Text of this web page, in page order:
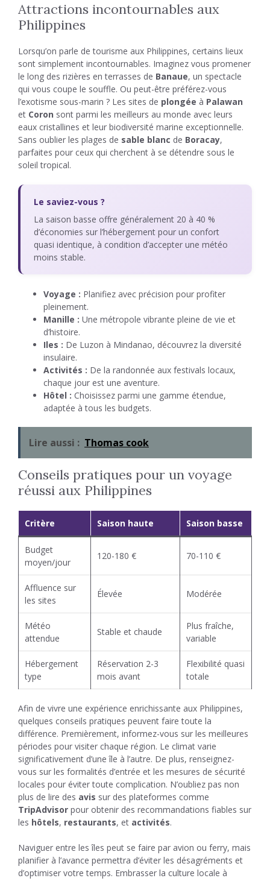
Attractions incontournables aux
Philippines
Lorsqu’on parle de tourisme aux Philippines, certains lieux
sont simplement incontournables. Imaginez vous promener
le long des rizières en terrasses de Banaue, un spectacle
qui vous coupe le souffle. Ou peut-être préférez-vous
l’exotisme sous-marin ? Les sites de plongée à Palawan
et Coron sont parmi les meilleurs au monde avec leurs
eaux cristallines et leur biodiversité marine exceptionnelle.
Sans oublier les plages de sable blanc de Boracay,
parfaites pour ceux qui cherchent à se détendre sous le
soleil tropical.
Le saviez-vous ?
La saison basse offre généralement 20 à 40 %
d’économies sur l’hébergement pour un confort
quasi identique, à condition d’accepter une météo
moins stable.
Voyage : Planifiez avec précision pour profiter
pleinement.
Manille : Une métropole vibrante pleine de vie et
d’histoire.
Iles : De Luzon à Mindanao, découvrez la diversité
insulaire.
Activités : De la randonnée aux festivals locaux,
chaque jour est une aventure.
Hôtel : Choisissez parmi une gamme étendue,
adaptée à tous les budgets.
Lire aussi : Thomas cook
Conseils pratiques pour un voyage
réussi aux Philippines
Critère Saison haute Saison basse
Budget
moyen/jour
120-180 € 70-110 €
Affluence sur
les sites
Élevée Modérée
Météo
attendue
Stable et chaude
Plus fraîche,
variable
Hébergement
type
Réservation 2-3
mois avant
Flexibilité quasi
totale
Afin de vivre une expérience enrichissante aux Philippines,
quelques conseils pratiques peuvent faire toute la
différence. Premièrement, informez-vous sur les meilleures
périodes pour visiter chaque région. Le climat varie
significativement d’une île à l’autre. De plus, renseignez-
vous sur les formalités d’entrée et les mesures de sécurité
locales pour éviter toute complication. N’oubliez pas non
plus de lire des avis sur des plateformes comme
TripAdvisor pour obtenir des recommandations fiables sur
les hôtels, restaurants, et activités.
Naviguer entre les îles peut se faire par avion ou ferry, mais
planifier à l’avance permettra d’éviter les désagréments et
d’optimiser votre temps. Embrasser la culture locale à